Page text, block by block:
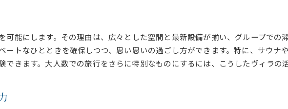
朝焼けと海を望むサウナ体験の魅力
インフィニティーチェアで整う癒し時間
大人数で味わう非日常のサウナヴィラステイ
能にします。その理由は、広々とした空間と最新設備が揃い、グループでの
トなひとときを確保しつつ、思い思いの過ごし方ができます。特に、サウナ
きます。大人数での旅行をさらに特別なものにするには、こうしたヴィラの